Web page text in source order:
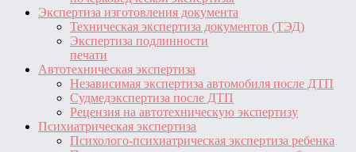
Экспертиза изготовления документа
Техническая экспертиза документов (ТЭД)
Экспертиза подлинности
печати
Автотехническая экспертиза
Независимая экспертиза автомобиля после ДТП
Судмедэкспертиза после ДТП
Рецензия на автотехническую экспертизу
Психиатрическая экспертиза
Психолого-психиатрическая экспертиза ребенка